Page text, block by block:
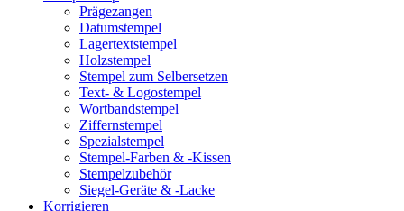
Prägezangen
Datumstempel
Lagertextstempel
Holzstempel
Stempel zum Selbersetzen
Text- & Logostempel
Wortbandstempel
Ziffernstempel
Spezialstempel
Stempel-Farben & -Kissen
Stempelzubehör
Siegel-Geräte & -Lacke
Korrigieren